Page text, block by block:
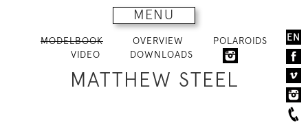
MENU
EN
MODELBOOK OVERVIEW
POLAROIDS
VIDEO
DOWNLOADS
MATTHEW STEEL